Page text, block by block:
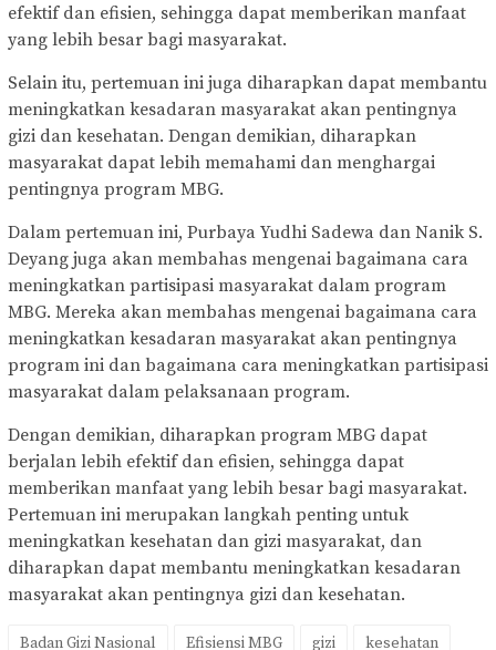
efektif dan efisien, sehingga dapat memberikan manfaat
yang lebih besar bagi masyarakat.
Selain itu, pertemuan ini juga diharapkan dapat membantu
meningkatkan kesadaran masyarakat akan pentingnya
gizi dan kesehatan. Dengan demikian, diharapkan
masyarakat dapat lebih memahami dan menghargai
pentingnya program MBG.
Dalam pertemuan ini, Purbaya Yudhi Sadewa dan Nanik S.
Deyang juga akan membahas mengenai bagaimana cara
meningkatkan partisipasi masyarakat dalam program
MBG. Mereka akan membahas mengenai bagaimana cara
meningkatkan kesadaran masyarakat akan pentingnya
program ini dan bagaimana cara meningkatkan partisipasi
masyarakat dalam pelaksanaan program.
Dengan demikian, diharapkan program MBG dapat
berjalan lebih efektif dan efisien, sehingga dapat
memberikan manfaat yang lebih besar bagi masyarakat.
Pertemuan ini merupakan langkah penting untuk
meningkatkan kesehatan dan gizi masyarakat, dan
diharapkan dapat membantu meningkatkan kesadaran
masyarakat akan pentingnya gizi dan kesehatan.
Badan Gizi Nasional Efisiensi MBG gizi kesehatan